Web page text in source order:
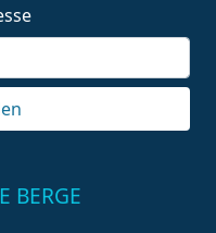
BERGE